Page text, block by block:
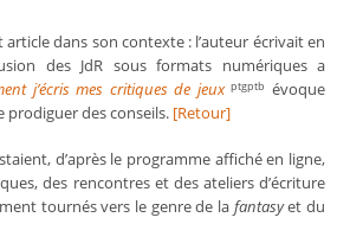
dans son contexte : l’auteur écrivait en
des JdR sous formats numériques a
j’écris mes critiques de jeux ptgptb évoque
prodiguer des conseils. [Retour]
d’après le programme affiché en ligne,
des rencontres et des ateliers d’écriture
tournés vers le genre de la fantasyet du